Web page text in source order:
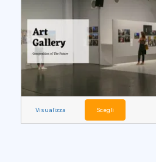
Visualizza Scegli